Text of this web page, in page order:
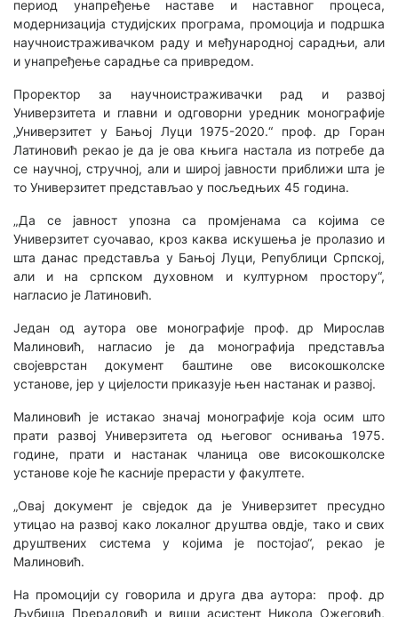
период унапређење наставе и наставног процеса,
модернизација студијских програма, промоција и подршка
научноистраживачком раду и међународној сарадњи, али
и унапређење сарадње са привредом.
Проректор за научноистраживачки рад и развој
Универзитета и главни и одговорни уредник монографије
„Универзитет у Бањој Луци 1975-2020.“ проф. др Горан
Латиновић рекао је да је ова књига настала из потребе да
се научној, стручној, али и широј јавности приближи шта је
то Универзитет представљао у посљедњих 45 година.
„Да се јавност упозна са промјенама са којима се
Универзитет суочавао, кроз каква искушења је пролазио и
шта данас представља у Бањој Луци, Републици Српској,
али и на српском духовном и културном простору“,
нагласио је Латиновић.
Један од аутора ове монографије проф. др Мирослав
Малиновић, нагласио је да монографија представља
својеврстан документ баштине ове високошколске
установе, јер у цијелости приказује њен настанак и развој.
Малиновић је истакао значај монографије која осим што
прати развој Универзитета од његовог оснивања 1975.
године, прати и настанак чланица ове високошколске
установе које ће касније прерасти у факултете.
„Овај документ је свједок да је Универзитет пресудно
утицао на развој како локалног друштва овдје, тако и свих
друштвених система у којима је постојао“, рекао је
Малиновић.
На промоцији су говорила и друга два аутора: проф. др
Љубиша Прерадовић и виши асистент Никола Ожеговић,